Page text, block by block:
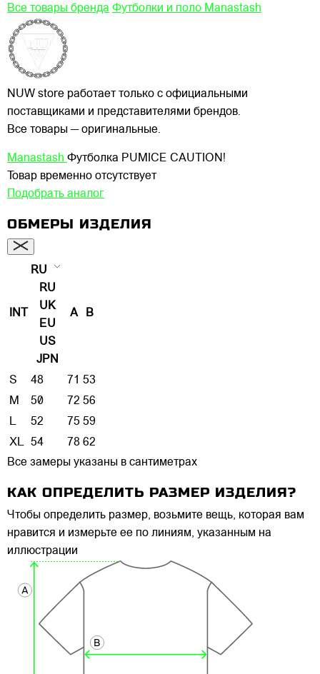
Все товары бренда Футболки и поло Manastash
NUW store работает только с официальными
поставщиками и представителями брендов.
Все товары — оригинальные.
Manastash Футболка PUMICE CAUTION!
Товар временно отсутствует
Подобрать аналог
ОБМЕРЫ ИЗДЕЛИЯ
INT
RU
RU
UK
EU
US
JPN
A B
S 48 71 53
M
50 72 56
L
52 75 59
XL 54 78 62
Все замеры указаны в сантиметрах
КАК ОПРЕДЕЛИТЬ РАЗМЕР ИЗДЕЛИЯ?
Чтобы определить размер, возьмите вещь, которая вам
нравится и измерьте ее по линиям, указанным на
иллюстрации